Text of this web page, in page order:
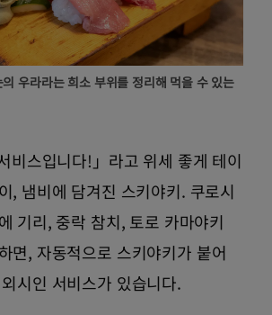
우라라는 희소 부위를 정리해 먹을 수 있는
비스입니다!」라고 위세 좋게 테이
, 냄비에 담겨진 스키야키. 쿠로시
기리, 중락 참치, 토로 카마야키
면, 자동적으로 스키야키가 붙어
시인 서비스가 있습니다.